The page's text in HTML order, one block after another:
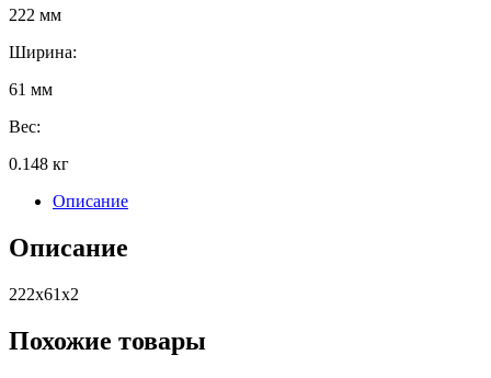
222 мм
Ширина:
61 мм
Вес:
0.148 кг
Описание
Описание
222х61х2
Похожие товары